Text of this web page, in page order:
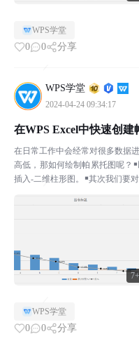
WPS学堂
0 0 分享
WPS学堂
2024-04-24 09:34:17
7+
在WPS Excel中快速创建
在日常工作中会经常对很多数据
高低，那如何绘制帕累托图呢？
插入-二维柱形图。￭其次我们要
WPS学堂
0 0 分享